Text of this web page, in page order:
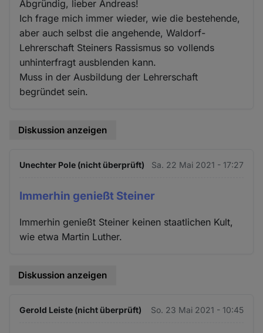
Abgründig, lieber Andreas!
Ich frage mich immer wieder, wie die bestehende,
aber auch selbst die angehende, Waldorf-
Lehrerschaft Steiners Rassismus so vollends
unhinterfragt ausblenden kann.
Muss in der Ausbildung der Lehrerschaft
begründet sein.
Diskussion anzeigen
Unechter Pole (nicht überprüft) Sa. 22 Mai 2021 - 17:27
Immerhin genießt Steiner
Immerhin genießt Steiner keinen staatlichen Kult,
wie etwa Martin Luther.
Diskussion anzeigen
Gerold Leiste (nicht überprüft) So. 23 Mai 2021 - 10:45